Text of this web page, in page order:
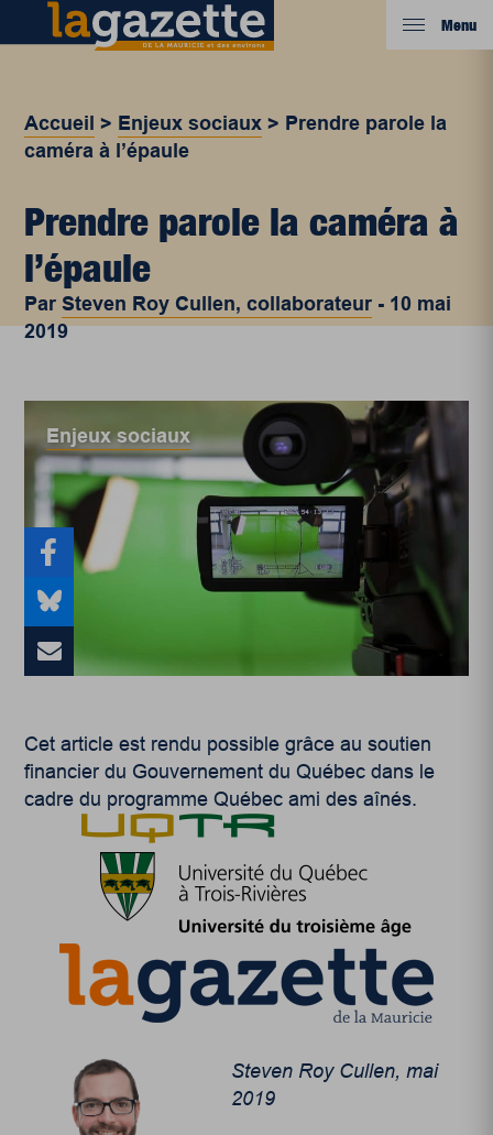
Menu
Accueil > Enjeux sociaux > Prendre parole la
caméra à l’épaule
Prendre parole la caméra à
l’épaule
ParSteven Roy Cullen, collaborateur - 10 mai
2019
Enjeux sociaux
Cet article est rendu possible grâce au soutien
financier du Gouvernement du Québec dans le
cadre du programme Québec ami des aînés.
Steven Roy Cullen, mai
2019